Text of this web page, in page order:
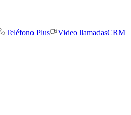
Teléfono Plus Video llamadasCRM